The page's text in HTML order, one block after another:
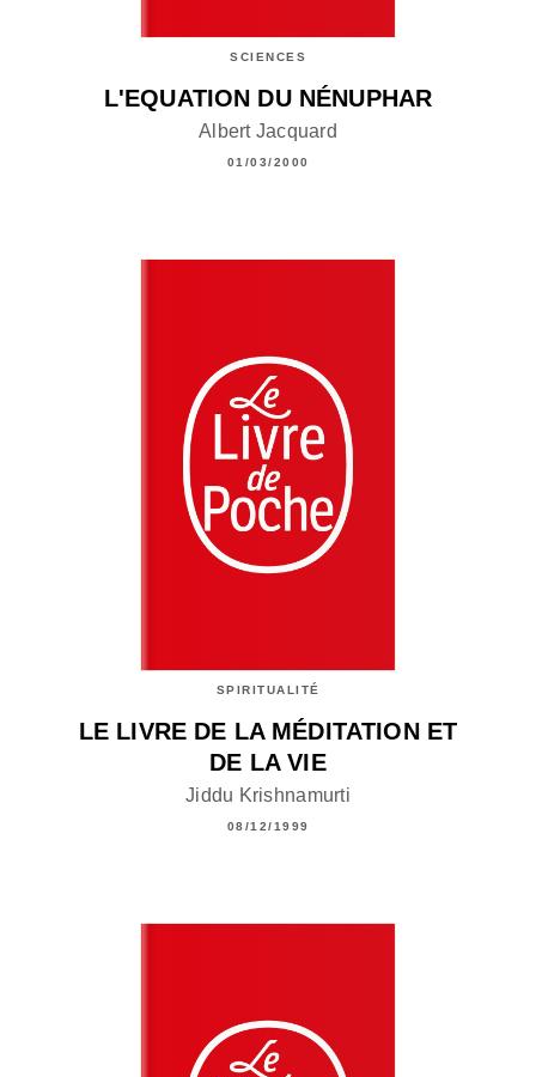
SCIENCES
L'EQUATION DU NÉNUPHAR
Albert Jacquard
01/03/2000
SPIRITUALITÉ
LE LIVRE DE LA MÉDITATION ET
DE LA VIE
Jiddu Krishnamurti
08/12/1999